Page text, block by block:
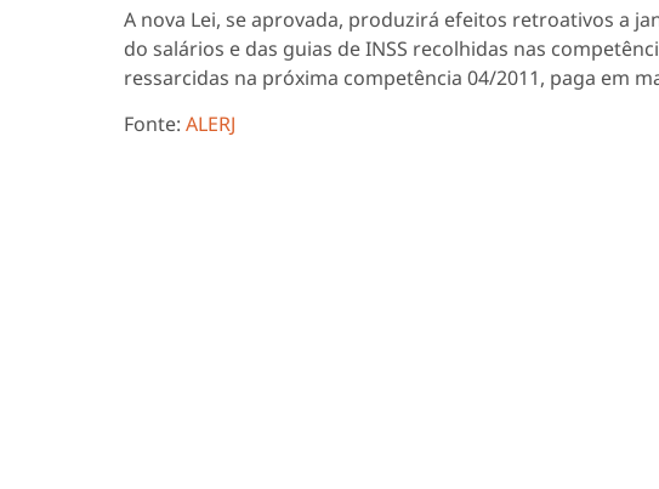
A nova Lei, se aprovada, produzirá efeitos retroativos a
do salários e das guias de INSS recolhidas nas
ressarcidas na próxima competência 04/2011, paga em
Fonte: ALERJ